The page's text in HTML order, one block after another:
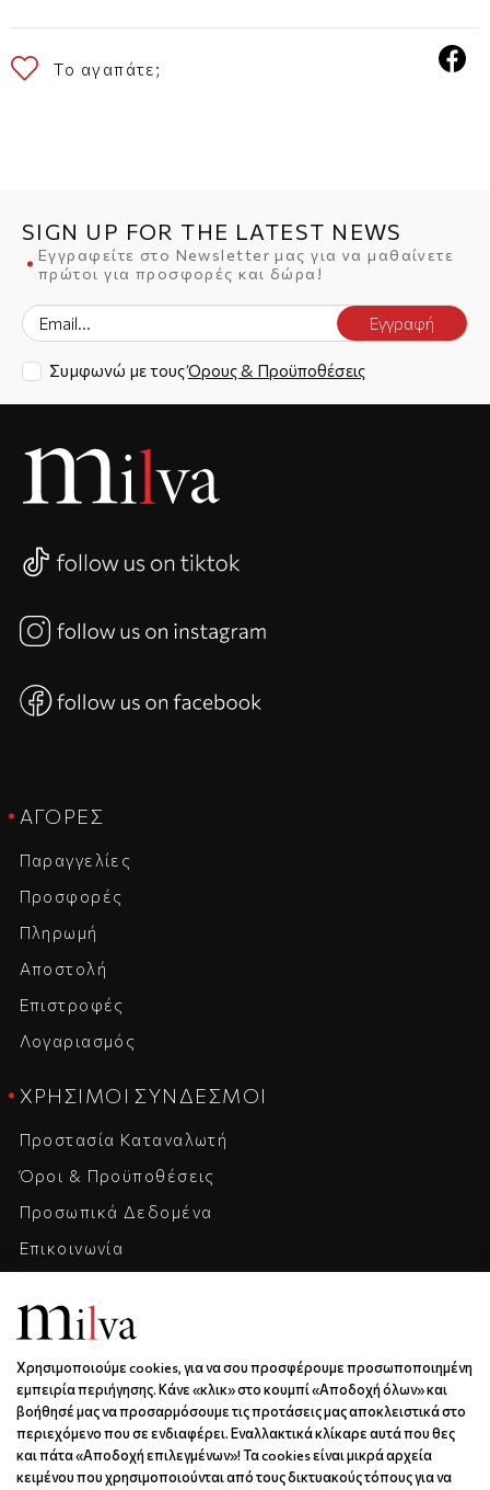
Το αγαπάτε;
SIGN UP FOR THE LATEST NEWS
Εγγραφείτε στο Newsletter μας για να μαθαίνετε
πρώτοι για προσφορές και δώρα!
Εγγραφή
Συμφωνώ με τουςΌρους & Προϋποθέσεις
ΑΓΟΡΈΣ
Παραγγελίες
Προσφορές
Πληρωμή
Αποστολή
Επιστροφές
Λογαριασμός
ΧΡΉΣΙΜΟΙ ΣΎΝΔΕΣΜΟΙ
Προστασία Καταναλωτή
Όροι & Προϋποθέσεις
Προσωπικά Δεδομένα
Επικοινωνία
Καριέρα
ΕΠΙΚΟΙΝΩΝΊΑ & ΩΡΆΡΙΟ
Ξάνθου 6 | Κως | 85300
6936688501
Χρησιμοποιούμε cookies, για να σου προσφέρουμε προσωποποιημένη
εμπειρία περιήγησης. Κάνε «κλικ» στο κουμπί «Αποδοχή όλων» και
βοήθησέ μας να προσαρμόσουμε τις προτάσεις μας αποκλειστικά στο
περιεχόμενο που σε ενδιαφέρει. Εναλλακτικά κλίκαρε αυτά που θες
και πάτα «Αποδοχή επιλεγμένων»! Τα cookies είναι μικρά αρχεία
κειμένου που χρησιμοποιούνται από τους δικτυακούς τόπους για να